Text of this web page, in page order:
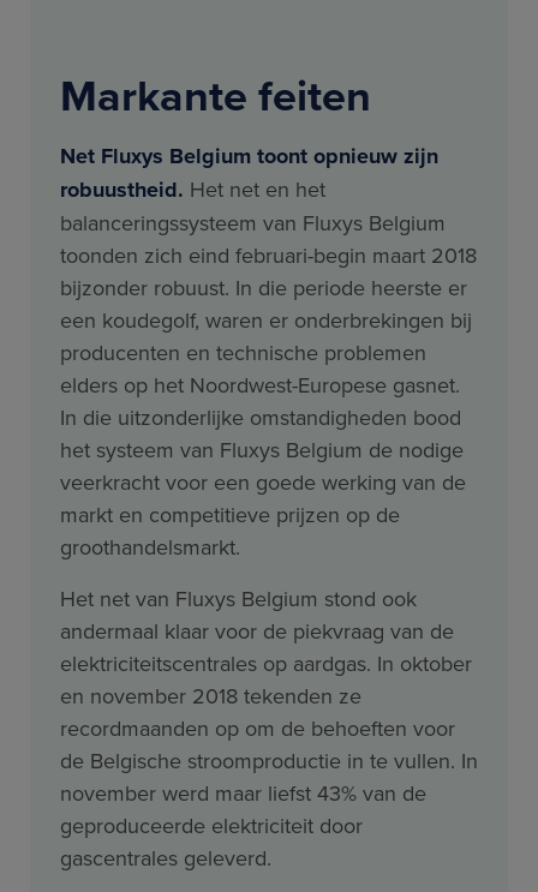
Markante feiten
Net Fluxys Belgium toont opnieuw zijn
robuustheid. Het net en het
balanceringssysteem van Fluxys Belgium
toonden zich eind februari-begin maart 2018
bijzonder robuust. In die periode heerste er
een koudegolf, waren er onderbrekingen bij
producenten en technische problemen
elders op het Noordwest-Europese gasnet.
In die uitzonderlijke omstandigheden bood
het systeem van Fluxys Belgium de nodige
veerkracht voor een goede werking van de
markt en competitieve prijzen op de
groothandelsmarkt.
Het net van Fluxys Belgium stond ook
andermaal klaar voor de piekvraag van de
elektriciteitscentrales op aardgas. In oktober
en november 2018 tekenden ze
recordmaanden op om de behoeften voor
de Belgische stroomproductie in te vullen. In
november werd maar liefst 43% van de
geproduceerde elektriciteit door
gascentrales geleverd.